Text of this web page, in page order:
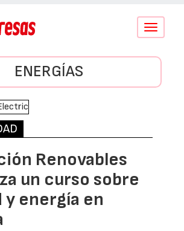
Conmutar
ENERGÍAS
Renovables
un curso sobre
y energía en